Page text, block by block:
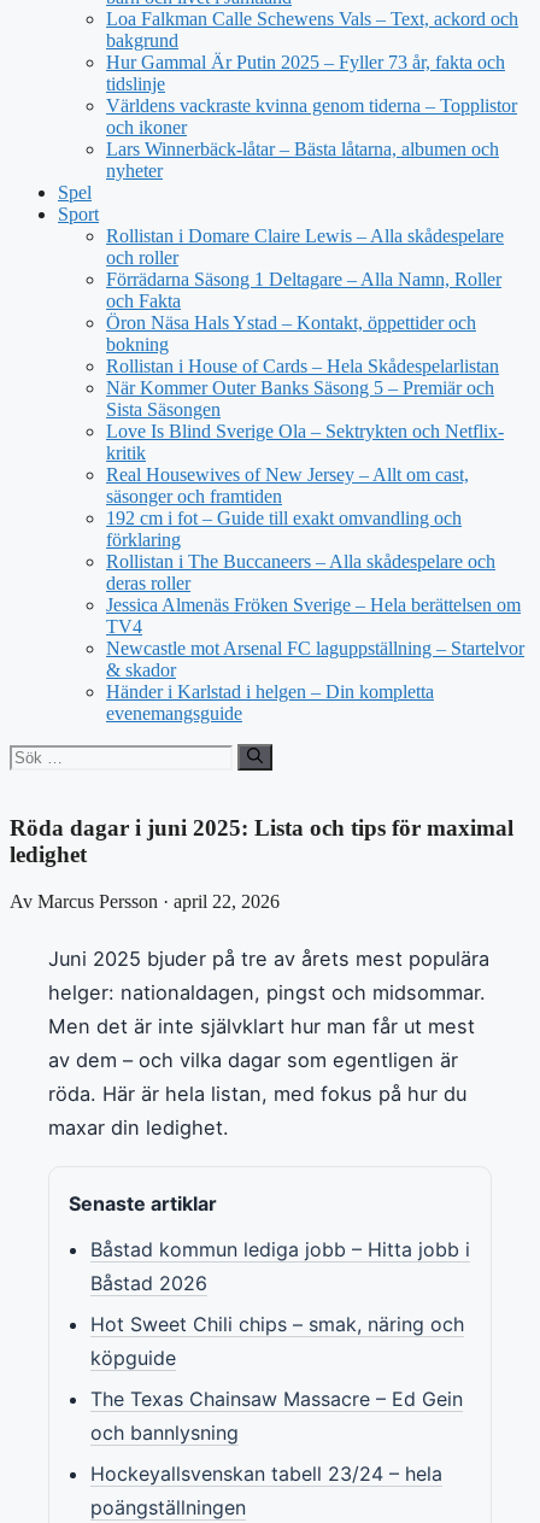
Loa Falkman Calle Schewens Vals – Text, ackord och
bakgrund
Hur Gammal Är Putin 2025 – Fyller 73 år, fakta och
tidslinje
Världens vackraste kvinna genom tiderna – Topplistor
och ikoner
Lars Winnerbäck-låtar – Bästa låtarna, albumen och
nyheter
Spel
Sport
Rollistan i Domare Claire Lewis – Alla skådespelare
och roller
Förrädarna Säsong 1 Deltagare – Alla Namn, Roller
och Fakta
Öron Näsa Hals Ystad – Kontakt, öppettider och
bokning
Rollistan i House of Cards – Hela Skådespelarlistan
När Kommer Outer Banks Säsong 5 – Premiär och
Sista Säsongen
Love Is Blind Sverige Ola – Sektrykten och Netflix-
kritik
Real Housewives of New Jersey – Allt om cast,
säsonger och framtiden
192 cm i fot – Guide till exakt omvandling och
förklaring
Rollistan i The Buccaneers – Alla skådespelare och
deras roller
Jessica Almenäs Fröken Sverige – Hela berättelsen om
TV4
Newcastle mot Arsenal FC laguppställning – Startelvor
& skador
Händer i Karlstad i helgen – Din kompletta
evenemangsguide
Sök
efter:
Röda dagar i juni 2025: Lista och tips för maximal
ledighet
Av Marcus Persson · april 22, 2026
Juni 2025 bjuder på tre av årets mest populära
helger: nationaldagen, pingst och midsommar.
Men det är inte självklart hur man får ut mest
av dem – och vilka dagar som egentligen är
röda. Här är hela listan, med fokus på hur du
maxar din ledighet.
Senaste artiklar
Båstad kommun lediga jobb – Hitta jobb i
Båstad 2026
Hot Sweet Chili chips – smak, näring och
köpguide
The Texas Chainsaw Massacre – Ed Gein
och bannlysning
Hockeyallsvenskan tabell 23/24 – hela
poängställningen